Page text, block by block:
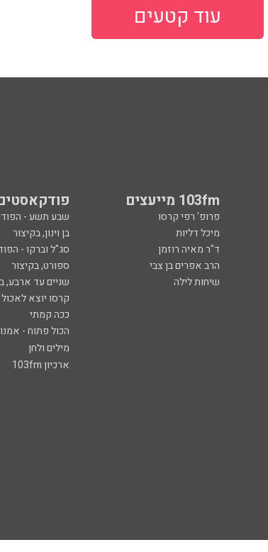
עוד קטעים
103fm מייעצים
פרופ' רפי קרסו שבע תשע -
מיכל דליות בן וינון, בקיצור
ד"ר מאיה רוזמן סג"ל וברקו -
הרב אפרים בן צבי ספורט, בקיצור
שיחות לילה שניים עד ארבע,
קרסו יוצא לאכול
ככה קמתי
הכול פתוח -
מילים ולחן
ארכיון 103fm